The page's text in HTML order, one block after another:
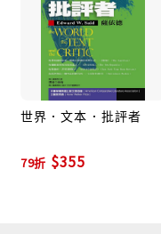
家的素養，對古典音
表的評價。
全書以清新的角度賞
品題為人冷落的當代
卻「將歌劇演出的智
世界．文本．批評者
79折 $355